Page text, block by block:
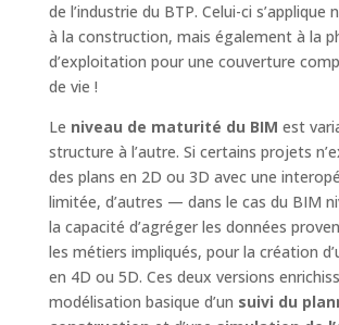
de l’industrie du BTP. Celui-ci s’applique
à la construction, mais également à la
d’exploitation pour une couverture
de vie !
Le niveau de maturité du BIM est
structure à l’autre. Si certains projets
des plans en 2D ou 3D avec une
limitée, d’autres — dans le cas du BIM
la capacité d’agréger les données
les métiers impliqués, pour la création
en 4D ou 5D. Ces deux versions
modélisation basique d’un suivi du